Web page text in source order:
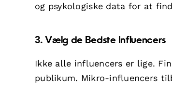
og psykologiske data for at
3. Vælg de Bedste Influencers
Ikke alle influencers er lige.
publikum. Mikro-influencers